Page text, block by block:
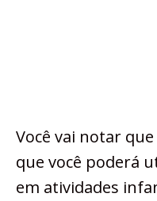
Você vai notar
que você poderá
em atividades